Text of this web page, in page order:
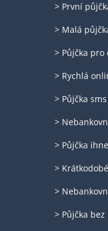
> První
> Malá
> Půjčka pro
> Rychlá
> Půjčka sms
>
> Půjčka
>
>
> Půjčka